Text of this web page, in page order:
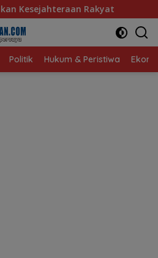
Baru 10 Persen, Aktivasi
Politik Hukum & Peristiwa